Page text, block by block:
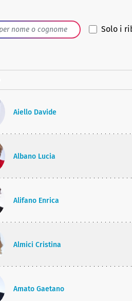
Solo i
Aiello Davide
Albano Lucia
Alifano Enrica
Almici Cristina
Amato Gaetano